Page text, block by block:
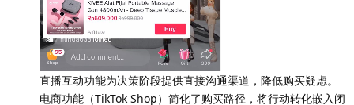
直播互动功能为决策阶段提供直接沟通渠道，降低购买疑虑。
电商功能（TikTok Shop）简化了购买路径，将行动转化嵌入闭